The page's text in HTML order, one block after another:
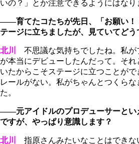
いの？」とか注意できるようにはなり
――育てたコたちが先日、「お願い！
テージに立ちましたが、見ていてどう
北川
不思議な気持ちでしたね。私が
が本当にデビューしたんだって。そ
いたからこそステージに立つことが
レールがない。私がちゃんとつくら
た。
――元アイドルのプロデューサーとい
ですが、やっぱり意識します？
北川
指原さんみたいなことはできな